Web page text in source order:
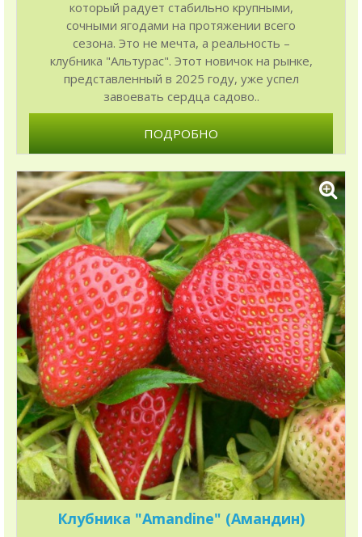
который радует стабильно крупными,
сочными ягодами на протяжении всего
сезона. Это не мечта, а реальность –
клубника "Альтурас". Этот новичок на рынке,
представленный в 2025 году, уже успел
завоевать сердца садово..
ПОДРОБНО
Клубника "Amandine" (Амандин)